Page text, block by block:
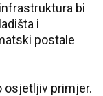
bi
i
postale
osjetljiv primjer.